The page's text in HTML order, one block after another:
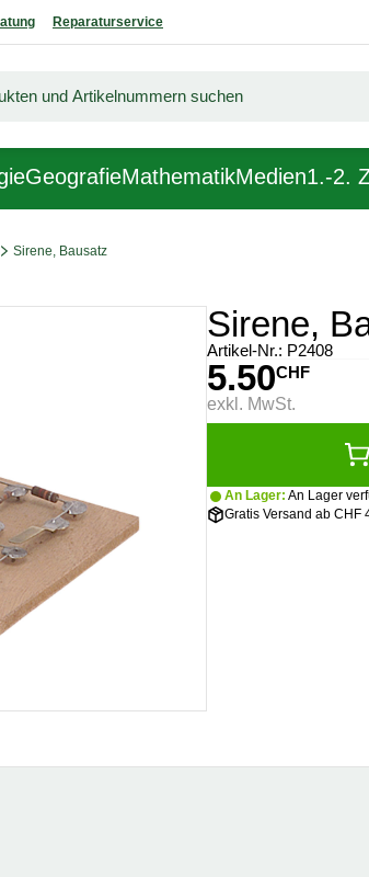
Reparaturservice
GeografieMathematikMedien1.-2.
Sirene, Bausatz
Sirene,
Artikel-Nr.: P2408
5.50CHF
exkl. MwSt.
An Lager: An Lager
Gratis Versand ab CHF